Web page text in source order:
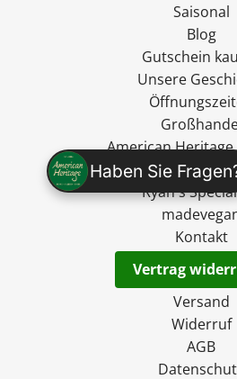
Haben Sie
Saisonal
Blog
Gutschein
Unsere
American Heritage
American Heritage
Ryan's
Kontakt
Vertrag
Versand
Widerruf
AGB